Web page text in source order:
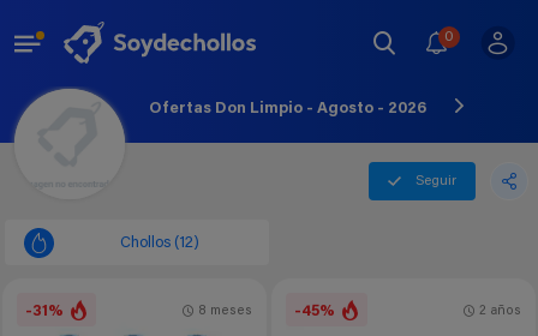
0
Ofertas Don Limpio - Agosto - 2026
Seguir
Chollos (12)
-31% 8 meses -45% 2 años